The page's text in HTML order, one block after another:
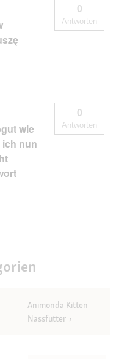
0
Antworten
wie
ich nun
0
Antworten
Animonda Kitten
Nassfutter